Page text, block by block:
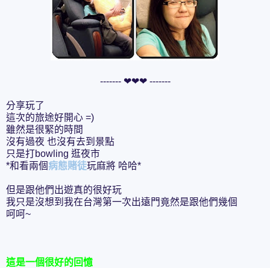
------- ❤❤❤ -------
分享玩了
這次的旅途好開心 =)
雖然是很緊的時間
沒有過夜 也沒有去到景點
只是打bowling 逛夜市
*和看兩個病態賭徒玩麻將 哈哈*
但是跟他們出遊真的很好玩
我只是沒想到我在台灣第一次出遠門竟然是跟他們幾個
呵呵~
這是一個很好的回憶